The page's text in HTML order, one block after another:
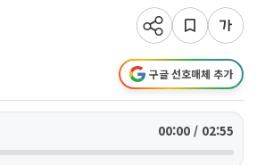
구글 선호매체 추가
00:00 / 02:55